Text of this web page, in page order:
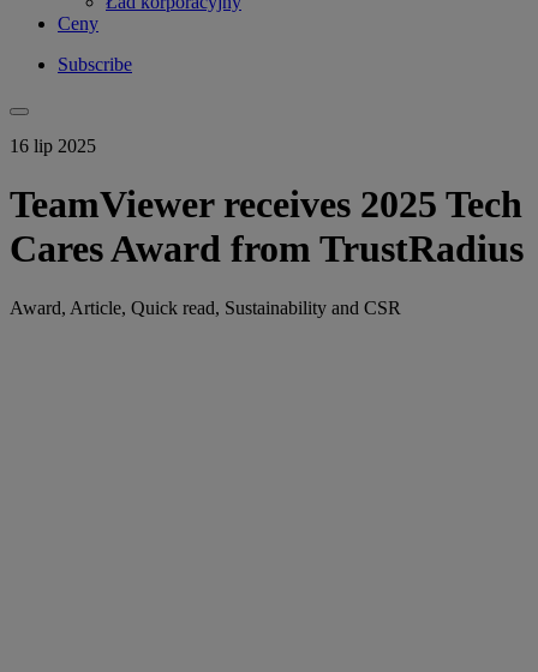
Ceny
Subscribe
16 lip 2025
TeamViewer receives 2025 Tech
Cares Award from TrustRadius
Award, Article, Quick read, Sustainability and CSR